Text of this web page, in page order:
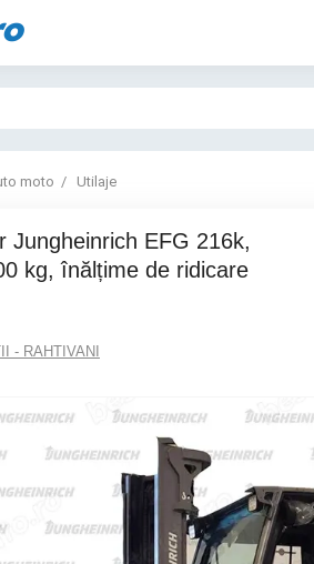
moto Utilaje
kg, înălțime de ridicare
- RAHTIVANI